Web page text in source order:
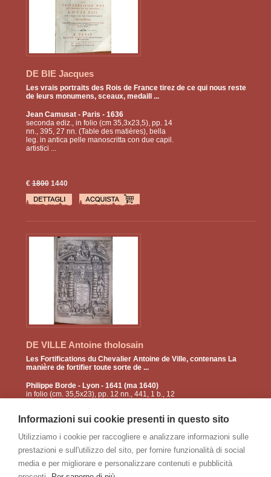
DE BIE Jacques
Les vrais portraits des Rois de France tirez de ce qui nous reste
de leurs monumens, sceaux, medaill ...
Jean Camusat- Paris - 1636
seconda ediz., in folio (cm 35,3x23,5), pp. 14
nn., 395, 27 nn. (Table des matières), bella
leg. in antica pelle manoscritta con due capil.
artistici ...
€18001440
DE VILLE Antoine tholosain
Les Fortifications du Chevalier Antoine de Ville, contenans La
manière de fortifier toute sorte de ...
Philippe Borde- Lyon - 1641 (ma 1640)
in folio (cm. 35,5x23), pp. 12 nn., 441, 1 b., 12
e r ...
€20001600
Informazioni sui cookie presenti in questo sito
Utilizziamo i cookie per raccogliere e analizzare informazioni sulle
prestazioni e sull'utilizzo del sito, per fornire funzionalità di social
media e per migliorare e personalizzare contenuti e pubblicità